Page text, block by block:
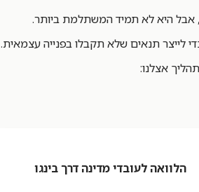
אבל היא לא תמיד המשתלמת ביותר.
לייצר תנאים שלא תקבלו בפנייה עצמאית.
אצלנו:
הלוואה לעובדי מדינה דרך בינגו